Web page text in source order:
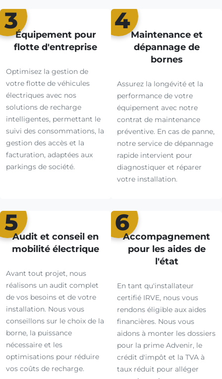
3
Équipement pour
flotte d'entreprise
Optimisez la gestion de
votre flotte de véhicules
électriques avec nos
solutions de recharge
intelligentes, permettant le
suivi des consommations, la
gestion des accès et la
facturation, adaptées aux
parkings de société.
4
Maintenance et
dépannage de
bornes
Assurez la longévité et la
performance de votre
équipement avec notre
contrat de maintenance
préventive. En cas de panne,
notre service de dépannage
rapide intervient pour
diagnostiquer et réparer
votre installation.
5
Audit et conseil en
mobilité électrique
Avant tout projet, nous
réalisons un audit complet
de vos besoins et de votre
installation. Nous vous
conseillons sur le choix de la
borne, la puissance
nécessaire et les
optimisations pour réduire
vos coûts de recharge.
6
Accompagnement
pour les aides de
l'état
En tant qu'installateur
certifié IRVE, nous vous
rendons éligible aux aides
financières. Nous vous
aidons à monter les dossiers
pour la prime Advenir, le
crédit d'impôt et la TVA à
taux réduit pour alléger